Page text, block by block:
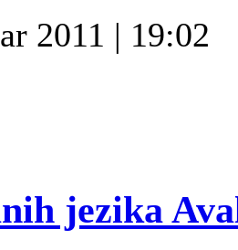
2011 | 19:02
jezika